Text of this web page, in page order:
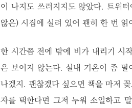
이 나지도 쓰러지지도 않았다. 트위
않은) 시집에 실려 있어 괜히 한 번 읽
한 시간쯤 전에 밖에 비가 내리기 시
은 보이지 않는다. 실내 기온이 좀
나겠지. 괜찮겠다 싶으면 책을 마저
자를 택한다면 그저 누워 소일하고